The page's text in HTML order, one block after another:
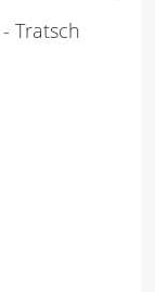
Tratsch